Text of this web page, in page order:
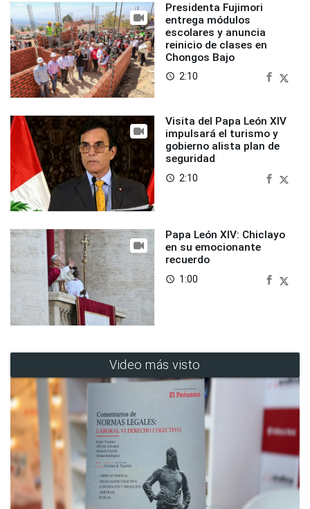
Presidenta Fujimori
entrega módulos
escolares y anuncia
reinicio de clases en
Chongos Bajo
access_time 2:10
Visita del Papa León XIV
impulsará el turismo y
gobierno alista plan de
seguridad
access_time 2:10
Papa León XIV: Chiclayo
en su emocionante
recuerdo
access_time 1:00
Video más visto